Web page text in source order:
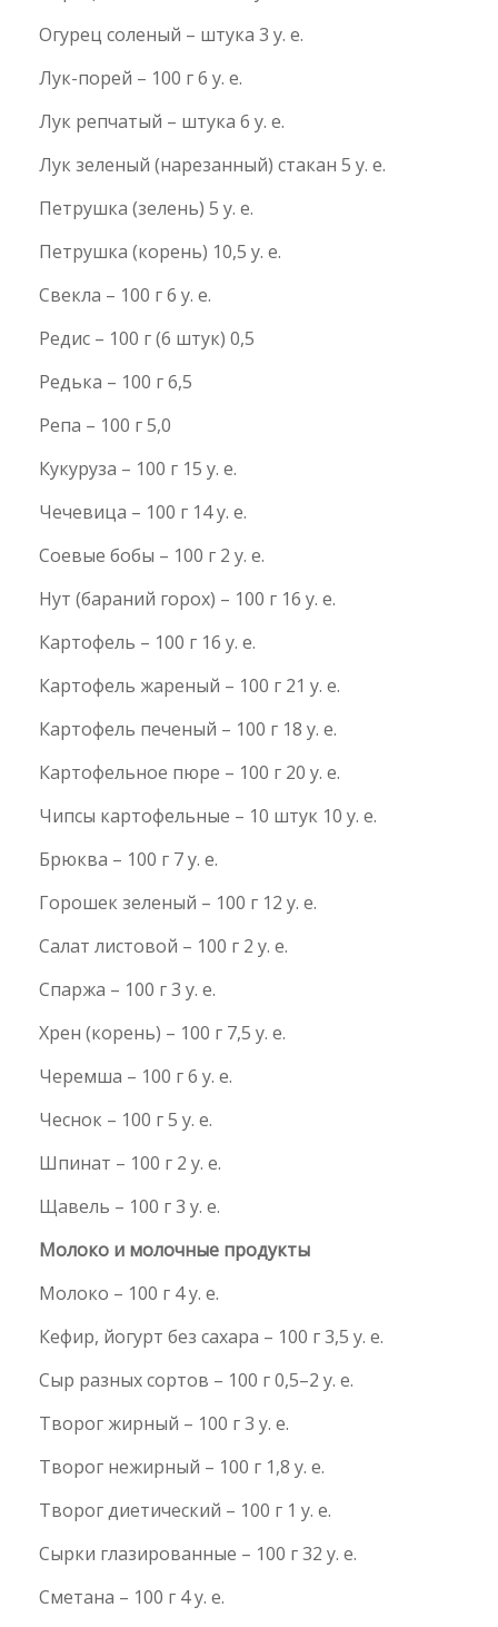
Огурец соленый – штука 3 у. е.
Лук-порей – 100 г 6 у. е.
Лук репчатый – штука 6 у. е.
Лук зеленый (нарезанный) стакан 5 у. е.
Петрушка (зелень) 5 у. е.
Петрушка (корень) 10,5 у. е.
Свекла – 100 г 6 у. е.
Редис – 100 г (6 штук) 0,5
Редька – 100 г 6,5
Репа – 100 г 5,0
Кукуруза – 100 г 15 у. е.
Чечевица – 100 г 14 у. е.
Соевые бобы – 100 г 2 у. е.
Нут (бараний горох) – 100 г 16 у. е.
Картофель – 100 г 16 у. е.
Картофель жареный – 100 г 21 у. е.
Картофель печеный – 100 г 18 у. е.
Картофельное пюре – 100 г 20 у. е.
Чипсы картофельные – 10 штук 10 у. е.
Брюква – 100 г 7 у. е.
Горошек зеленый – 100 г 12 у. е.
Салат листовой – 100 г 2 у. е.
Спаржа – 100 г 3 у. е.
Хрен (корень) – 100 г 7,5 у. е.
Черемша – 100 г 6 у. е.
Чеснок – 100 г 5 у. е.
Шпинат – 100 г 2 у. е.
Щавель – 100 г 3 у. е.
Молоко и молочные продукты
Молоко – 100 г 4 у. е.
Кефир, йогурт без сахара – 100 г 3,5 у. е.
Сыр разных сортов – 100 г 0,5–2 у. е.
Творог жирный – 100 г 3 у. е.
Творог нежирный – 100 г 1,8 у. е.
Творог диетический – 100 г 1 у. е.
Сырки глазированные – 100 г 32 у. е.
Сметана – 100 г 4 у. е.